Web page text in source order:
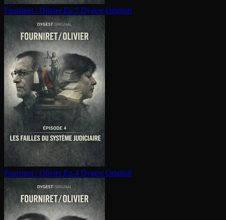
Fourniret / Olivier Ep.5 Dygest Original
Fourniret / Olivier Ep.4 Dygest Original